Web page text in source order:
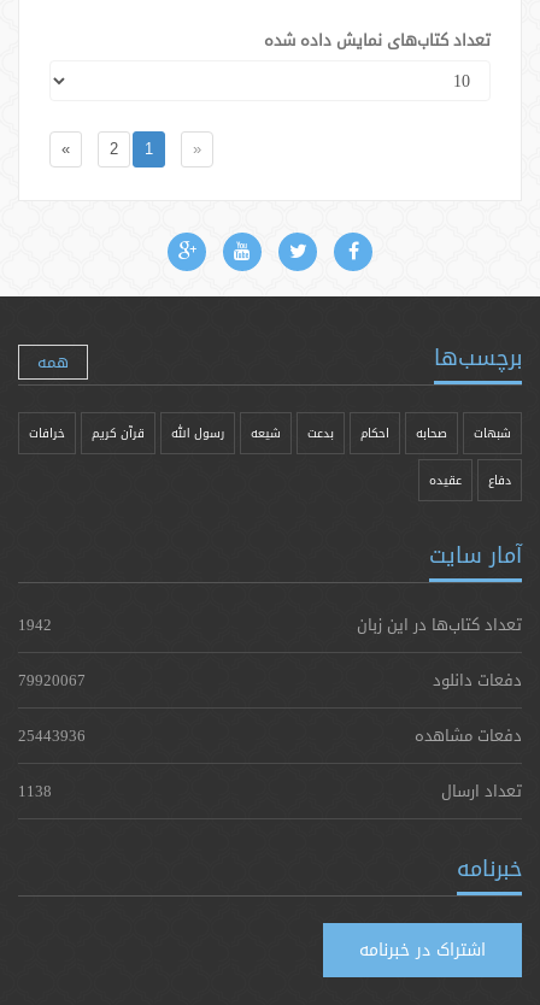
تعداد کتاب‌های نمایش داده شده
«
1
2
»
برچسب‌ها همه
شبهات صحابه احکام بدعت شیعه رسول الله قرآن کریم خرافات
دفاع عقیده
آمار سایت
تعداد کتاب‌ها در این زبان
1942
دفعات دانلود
79920067
دفعات مشاهده
25443936
تعداد ارسال
1138
خبرنامه
اشتراک در خبرنامه